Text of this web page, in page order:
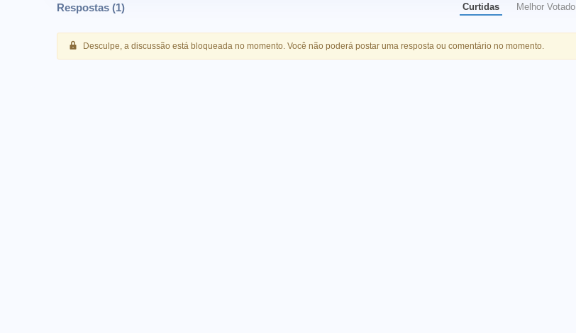
Respostas (1) Curtidas Melhor Votado
Desculpe, a discussão está bloqueada no momento. Você não poderá postar uma resposta ou comentário no momento.